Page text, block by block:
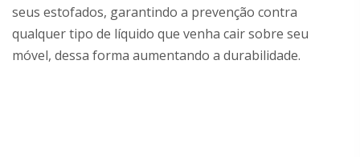
seus estofados, garantindo a prevenção contra
qualquer tipo de líquido que venha cair sobre seu
móvel, dessa forma aumentando a durabilidade.